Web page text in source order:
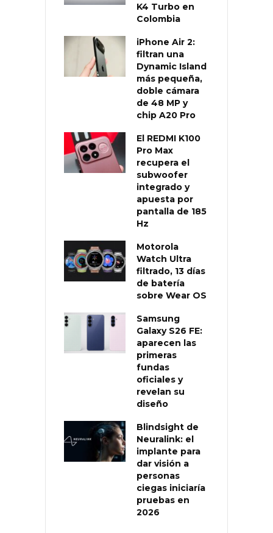
K4 Turbo en
Colombia
iPhone Air 2:
filtran una
Dynamic Island
más pequeña,
doble cámara
de 48 MP y
chip A20 Pro
El REDMI K100
Pro Max
recupera el
subwoofer
integrado y
apuesta por
pantalla de 185
Hz
Motorola
Watch Ultra
filtrado, 13 días
de batería
sobre Wear OS
Samsung
Galaxy S26 FE:
aparecen las
primeras
fundas
oficiales y
revelan su
diseño
Blindsight de
Neuralink: el
implante para
dar visión a
personas
ciegas iniciaría
pruebas en
2026